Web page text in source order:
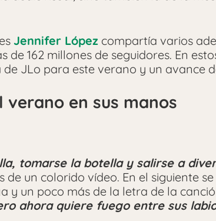
Jennifer López compartía varios
de 162 millones de seguidores. En
JLo para este verano y un avance
verano en sus manos
tomarse la botella y salirse a
de un colorido vídeo. En el siguiente
y un poco más de la letra de la
ahora quiere fuego entre sus